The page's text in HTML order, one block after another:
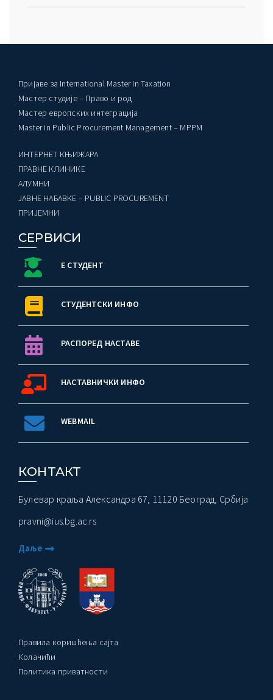
Пријаве за International Master in Taxation
Мастер студије – Право и род
Мастер европских интеграција
Master in Public Procurement Management – MPPM
ИНТЕРНЕТ КЊИЖАРА
ПРАВНЕ КЛИНИКЕ
AЛУМНИ
ЈАВНЕ НАБАВКЕ – PUBLIC PROCUREMENT
ПРИЈЕМНИ
СЕРВИСИ
Е СТУДЕНТ
СТУДЕНТСКИ ИНФО
РАСПОРЕД НАСТАВЕ
НАСТАВНИЧКИ ИНФО
WEBMAIL
КОНТАКТ
Булевар краља Александра 67, 11120 Београд, Србија
pravni@ius.bg.ac.rs
Даље
Правила коришћења сајта
Колачићи
Политика приватности